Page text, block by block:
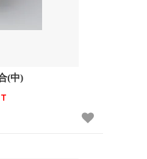
(中)